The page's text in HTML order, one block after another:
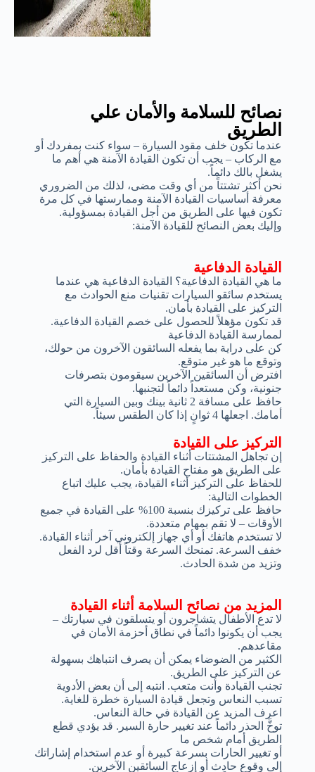
نصائح للسلامة والأمان علي
الطريق
عندما تكون خلف مقود السيارة – سواء كنت بمفردك أو
مع الركاب – يجب أن تكون القيادة الآمنة هي أهم ما
يشغل بالك دائماً.
نحن أكثر تشتتاً من أي وقت مضى، لذلك من الضروري
معرفة أساسيات القيادة الآمنة وممارستها في كل مرة
تكون فيها على الطريق من أجل القيادة بمسؤولية.
وإليك بعض النصائح للقيادة الآمنة:
التركيز على القيادة
إن تجاهل المشتتات أثناء القيادة والحفاظ على التركيز
على الطريق هو مفتاح القيادة بأمان.
للحفاظ على التركيز أثناء القيادة، يجب عليك اتباع
الخطوات التالية:
حافظ على تركيزك بنسبة 100% على القيادة في جميع
الأوقات – لا تقم بمهام متعددة.
لا تستخدم هاتفك أو أي جهاز إلكتروني آخر أثناء القيادة.
خفف السرعة. تمنحك السرعة وقتاً أقل لرد الفعل
وتزيد من شدة الحادث.
القيادة الدفاعية
ما هي القيادة الدفاعية؟ القيادة الدفاعية هي عندما
يستخدم سائقو السيارات تقنيات منع الحوادث مع
التركيز على القيادة بأمان.
قد تكون مؤهلاً للحصول على خصم القيادة الدفاعية.
لممارسة القيادة الدفاعية
كن على دراية بما يفعله السائقون الآخرون من حولك،
وتوقع ما هو غير متوقع.
افترض أن السائقين الآخرين سيقومون بتصرفات
جنونية، وكن مستعداً دائماً لتجنبها.
حافظ على مسافة 2 ثانية بينك وبين السيارة التي
أمامك. اجعلها 4 ثوانٍ إذا كان الطقس سيئاً.
المزيد من نصائح السلامة أثناء القيادة
لا تدع الأطفال يتشاجرون أو يتسلقون في سيارتك –
يجب أن يكونوا دائماً في نطاق أحزمة الأمان في
مقاعدهم.
الكثير من الضوضاء يمكن أن يصرف انتباهك بسهولة
عن التركيز على الطريق.
تجنب القيادة وأنت متعب. انتبه إلى أن بعض الأدوية
تسبب النعاس وتجعل قيادة السيارة خطرة للغاية.
اعرف المزيد عن القيادة في حالة النعاس.
توخَّ الحذر دائماً عند تغيير حارة السير. قد يؤدي قطع
الطريق أمام شخص ما
أو تغيير الحارات بسرعة كبيرة أو عدم استخدام إشاراتك
إلى وقوع حادث أو إزعاج السائقين الآخرين.